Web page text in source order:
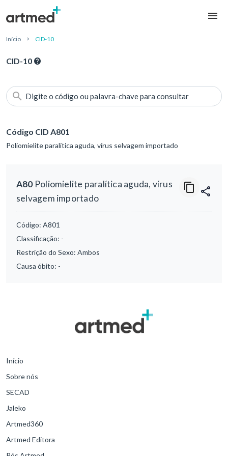
Início CID-10
CID-10
Digite o código ou palavra-chave para consultar
Código CID A801
Poliomielite paralítica aguda, vírus selvagem importado
A80Poliomielite paralítica aguda, vírus
selvagem importado
Código: A801
Classificação: -
Restrição do Sexo: Ambos
Causa óbito: -
Início
Sobre nós
SECAD
Jaleko
Artmed360
Artmed Editora